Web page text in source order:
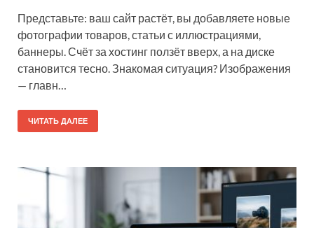
Представьте: ваш сайт растёт, вы добавляете новые
фотографии товаров, статьи с иллюстрациями,
баннеры. Счёт за хостинг ползёт вверх, а на диске
становится тесно. Знакомая ситуация? Изображения
— главн…
ЧИТАТЬ ДАЛЕЕ